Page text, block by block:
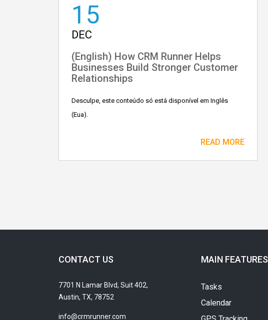
15
DEC
(English) How CRM Runner Helps
Businesses Build Stronger Customer
Relationships
Desculpe, este conteúdo só está disponível em Inglês
(Eua).
READ MORE
CONTACT US
7701 N Lamar Blvd, Suit 402,
Austin, TX, 78752
info@crmrunner.com
MAIN FEATURES
Tasks
Calendar